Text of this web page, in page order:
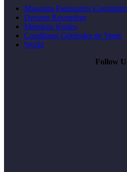
Magasins Partenaires
Devenir Revendeur
Mentions légales
Conditions Générales de Vente
World
Follow